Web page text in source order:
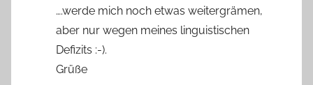
….werde mich noch etwas weitergrämen,
aber nur wegen meines linguistischen
Defizits :-).
Grüße